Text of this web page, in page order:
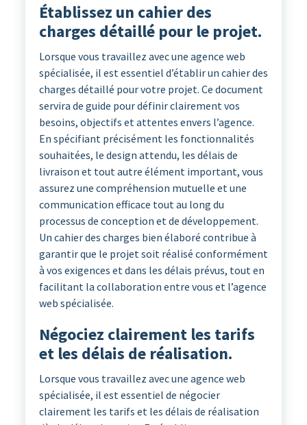
Établissez un cahier des
charges détaillé pour le projet.
Lorsque vous travaillez avec une agence web
spécialisée, il est essentiel d’établir un cahier des
charges détaillé pour votre projet. Ce document
servira de guide pour définir clairement vos
besoins, objectifs et attentes envers l’agence.
En spécifiant précisément les fonctionnalités
souhaitées, le design attendu, les délais de
livraison et tout autre élément important, vous
assurez une compréhension mutuelle et une
communication efficace tout au long du
processus de conception et de développement.
Un cahier des charges bien élaboré contribue à
garantir que le projet soit réalisé conformément
à vos exigences et dans les délais prévus, tout en
facilitant la collaboration entre vous et l’agence
web spécialisée.
Négociez clairement les tarifs
et les délais de réalisation.
Lorsque vous travaillez avec une agence web
spécialisée, il est essentiel de négocier
clairement les tarifs et les délais de réalisation